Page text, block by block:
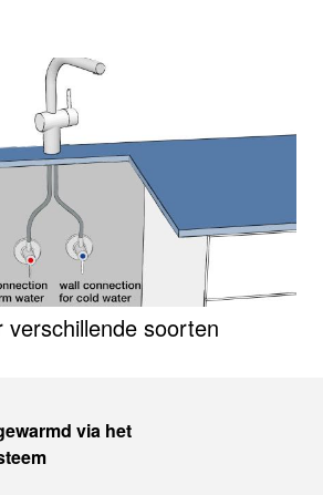
soorten
via het